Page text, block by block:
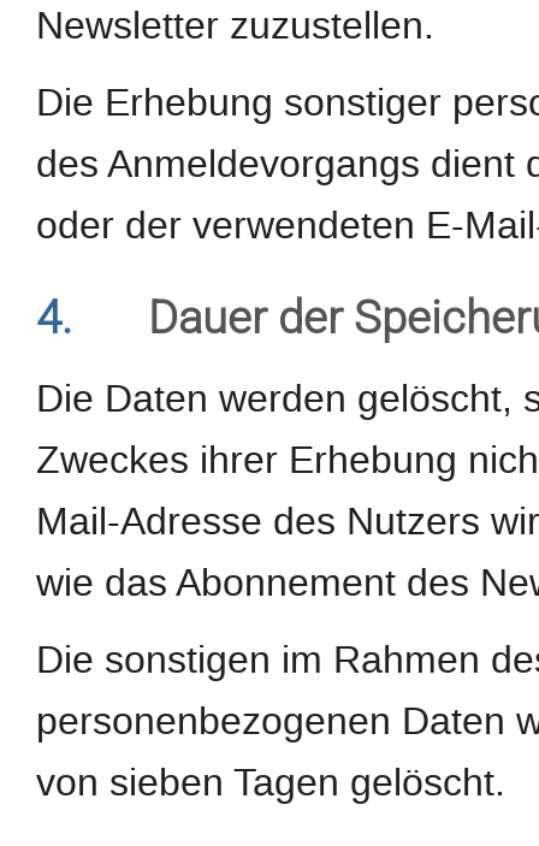
Newsletter zuzustellen.
Die Erhebung sonstiger
des Anmeldevorgangs dient
oder der verwendeten E-
4. Dauer der
Die Daten werden gelöscht,
Zweckes ihrer Erhebung
Mail-Adresse des Nutzers
wie das Abonnement des
Die sonstigen im Rahmen
personenbezogenen Daten
von sieben Tagen gelöscht.